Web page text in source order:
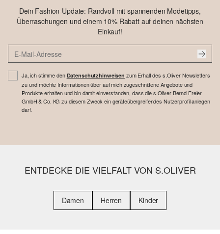
Dein Fashion-Update: Randvoll mit spannenden Modetipps,
Überraschungen und einem 10% Rabatt auf deinen nächsten
Einkauf!
Ja, ich stimme den Datenschutzhinweisen zum Erhalt des s.Oliver Newsletters
zu und möchte Informationen über auf mich zugeschnittene Angebote und
Produkte erhalten und bin damit einverstanden, dass die s.Oliver Bernd Freier
GmbH & Co. KG zu diesem Zweck ein geräteübergreifendes Nutzerprofil anlegen
darf.
ENTDECKE DIE VIELFALT VON S.OLIVER
Damen Herren Kinder